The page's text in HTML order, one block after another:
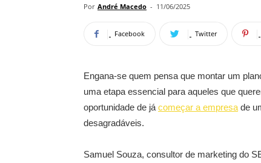
Por André Macedo - 11/06/2025
Facebook Twitter
Engana-se quem pensa que montar um
uma etapa essencial para aqueles que
oportunidade de já começar a empresa de
desagradáveis.
Samuel Souza, consultor de marketing do